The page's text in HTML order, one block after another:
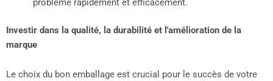
problème rapidement et efficacement.
Investir dans la qualité, la durabilité et l'amélioration de la
marque
Le choix du bon emballage est crucial pour le succès de votre